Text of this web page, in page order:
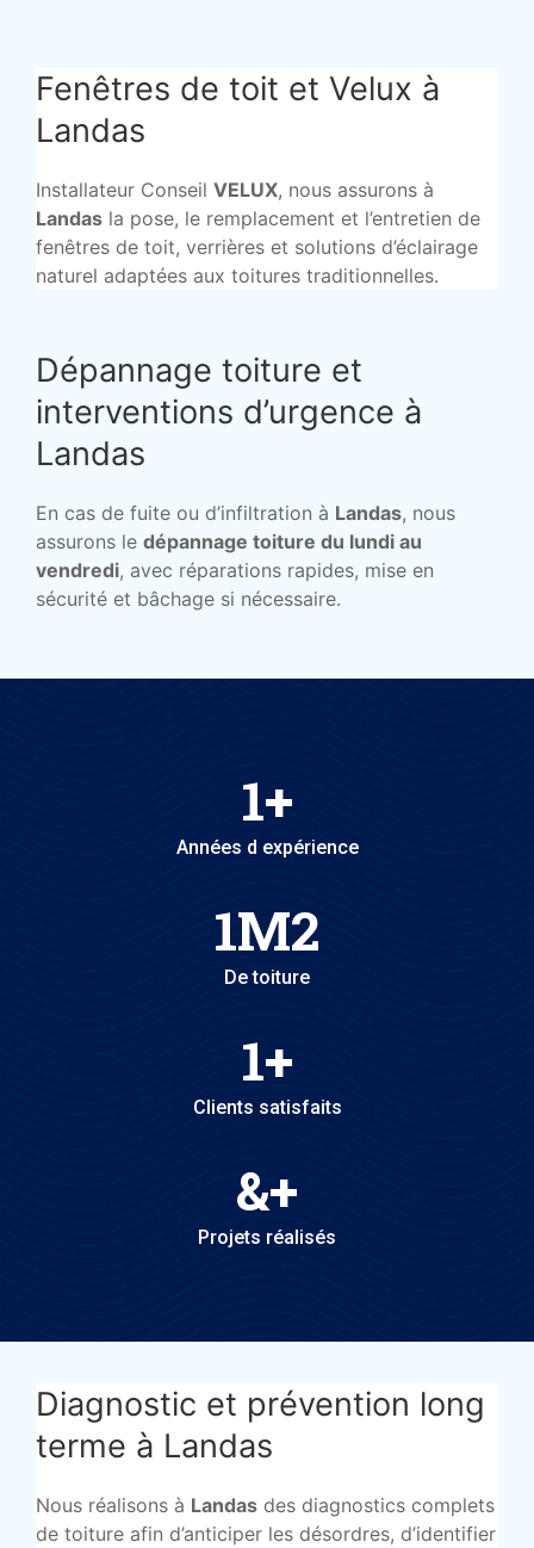
Fenêtres de toit et Velux à
Landas
Installateur Conseil VELUX, nous assurons à
Landas la pose, le remplacement et l’entretien de
fenêtres de toit, verrières et solutions d’éclairage
naturel adaptées aux toitures traditionnelles.
Dépannage toiture et
interventions d’urgence à
Landas
En cas de fuite ou d’infiltration à Landas, nous
assurons le dépannage toiture du lundi au
vendredi, avec réparations rapides, mise en
sécurité et bâchage si nécessaire.
1+
Années d expérience
1M2
De toiture
1+
Clients satisfaits
&+
Projets réalisés
Diagnostic et prévention long
terme à Landas
Nous réalisons à Landas des diagnostics complets
de toiture afin d’anticiper les désordres, d’identifier